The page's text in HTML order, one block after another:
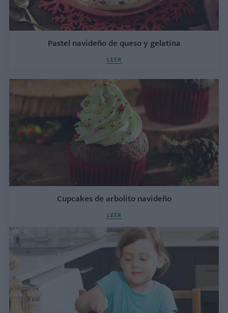
Pastel navideño de queso y gelatina
LEER
Cupcakes de arbolito navideño
LEER